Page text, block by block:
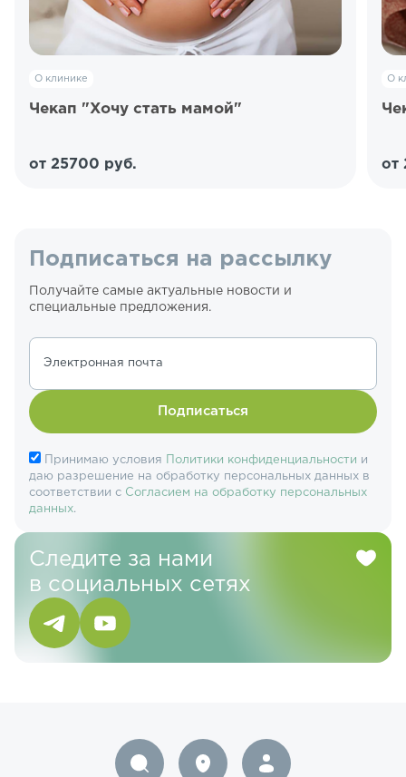
О клинике
Чекап "Хочу стать мамой"
от 25700 руб.
О
от
Подписаться на рассылку
Получайте самые актуальные новости и
специальные предложения.
Электронная почта
Подписаться
Принимаю условия Политики конфиденциальности
и
даю разрешение на обработку персональных данных в
соответствии с Согласием на обработку персональных
данных.
Следите за нами
в социальных сетях